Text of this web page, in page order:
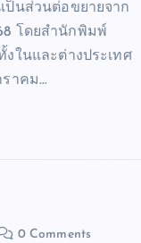
ป็นส่วนต่อขยายจาก
โดยสำนักพิมพ์
งในและต่างประเทศ
ราคม…
0 Comments